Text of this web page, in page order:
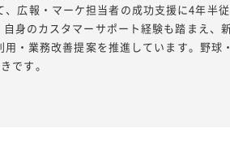
広報・マーケ担当者の成功支援に4年半
身のカスタマーサポート経験も踏まえ、
用・業務改善提案を推進しています。野球
です。